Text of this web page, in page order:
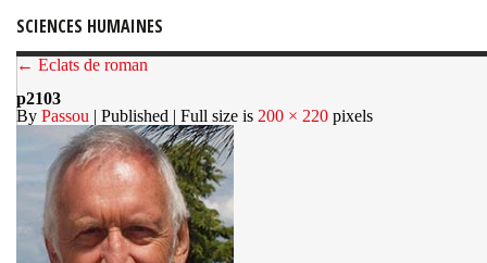
SCIENCES HUMAINES
← Eclats de roman
p2103
By Passou | Published | Full size is 200 × 220 pixels